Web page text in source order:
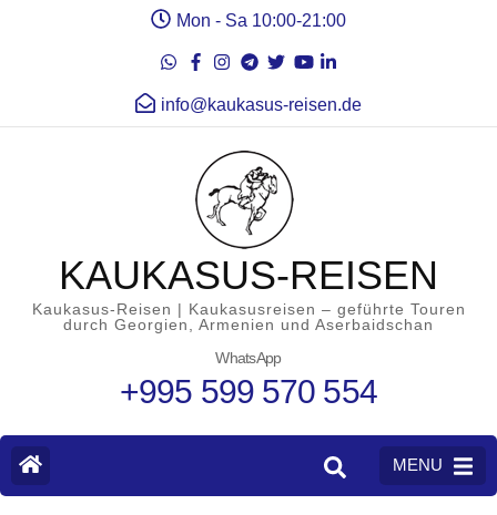
Mon - Sa 10:00-21:00
info@kaukasus-reisen.de
KAUKASUS-REISEN
Kaukasus-Reisen | Kaukasusreisen – geführte Touren
durch Georgien, Armenien und Aserbaidschan
WhatsApp
+995 599 570 554
MENU